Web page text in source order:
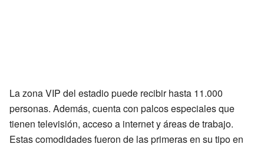
La zona VIP del estadio puede recibir hasta 11.000
personas. Además, cuenta con palcos especiales que
tienen televisión, acceso a internet y áreas de trabajo.
Estas comodidades fueron de las primeras en su tipo en